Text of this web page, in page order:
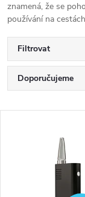
znamená, že se
používání na
Filtrovat
Ř
a
Doporučujeme
Nejprodávanější